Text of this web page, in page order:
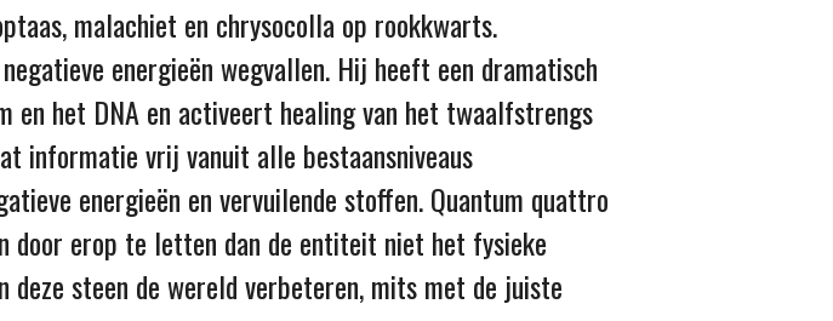
malachiet en chrysocolla op rookkwarts.
energieën wegvallen. Hij heeft een dramatisch
het DNA en activeert healing van het twaalfstrengs
informatie vrij vanuit alle bestaansniveaus
energieën en vervuilende stoffen. Quantum quattro
door erop te letten dan de entiteit niet het fysieke
steen de wereld verbeteren, mits met de juiste